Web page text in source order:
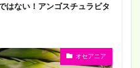
はない！アンゴスチュラビタ
オセアニア